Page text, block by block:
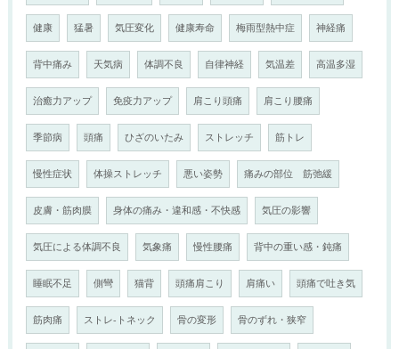
健康 猛暑 気圧変化 健康寿命 梅雨型熱中症 神経痛
背中痛み 天気病 体調不良 自律神経 気温差 高温多湿
治癒力アップ 免疫力アップ 肩こり頭痛 肩こり腰痛
季節病 頭痛 ひざのいたみ ストレッチ 筋トレ
慢性症状 体操ストレッチ 悪い姿勢 痛みの部位 筋弛緩
皮膚・筋肉膜 身体の痛み・違和感・不快感 気圧の影響
気圧による体調不良 気象痛 慢性腰痛 背中の重い感・鈍痛
睡眠不足 側彎 猫背 頭痛肩こり 肩痛い 頭痛で吐き気
筋肉痛 ストレ-トネック 骨の変形 骨のずれ・狭窄